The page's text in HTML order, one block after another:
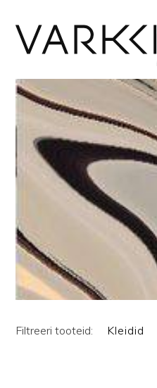
Filtreeri tooteid: Kleidid